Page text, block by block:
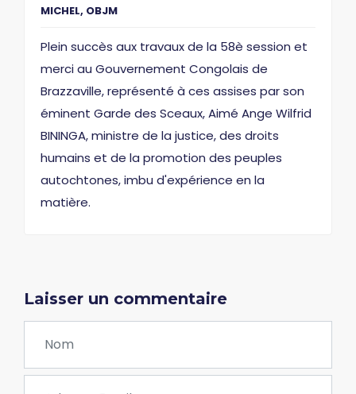
MICHEL, OBJM
Plein succès aux travaux de la 58è session et
merci au Gouvernement Congolais de
Brazzaville, représenté à ces assises par son
éminent Garde des Sceaux, Aimé Ange Wilfrid
BININGA, ministre de la justice, des droits
humains et de la promotion des peuples
autochtones, imbu d'expérience en la
matière.
Laisser un commentaire